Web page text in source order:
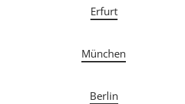
Erfurt
München
Berlin